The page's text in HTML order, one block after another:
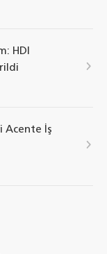
HDI
Acente İş